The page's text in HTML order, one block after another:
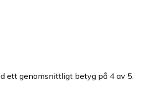
ett genomsnittligt betyg på 4 av 5.